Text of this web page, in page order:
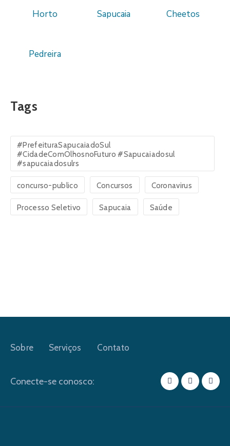
Horto Sapucaia Cheetos
Pedreira
Tags
#PrefeituraSapucaiadoSul
#CidadeComOlhosnoFuturo #Sapucaiadosul
#sapucaiadosulrs
concurso-publico Concursos Coronavirus
Processo Seletivo Sapucaia Saúde
Sobre Serviços Contato
Conecte-se conosco: